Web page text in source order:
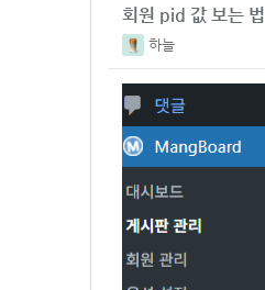
회원 pid 값 보는 법
하늘